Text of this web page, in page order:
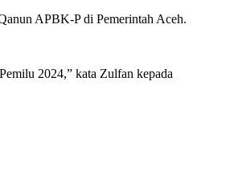
APBK-P di Pemerintah Aceh.
2024,” kata Zulfan kepada